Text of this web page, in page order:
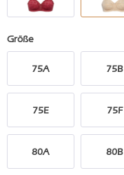
Größe
75A 75B
75E 75F
80A 80B